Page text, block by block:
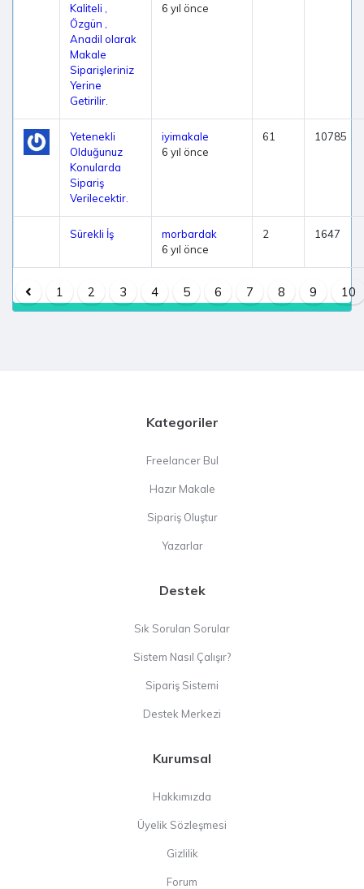
Kaliteli ,
Özgün ,
Anadil olarak
Makale
Siparişleriniz
Yerine
Getirilir.
6 yıl önce
Yetenekli
Olduğunuz
Konularda
Sipariş
Verilecektir.
iyimakale
6 yıl önce
61 10785
Sürekli İş
morbardak
6 yıl önce
2 1647
1 2 3 4 5 6 7 8 9 10
Kategoriler
Freelancer Bul
Hazır Makale
Sipariş Oluştur
Yazarlar
Destek
Sık Sorulan Sorular
Sistem Nasıl Çalışır?
Sipariş Sistemi
Destek Merkezi
Kurumsal
Hakkımızda
Üyelik Sözleşmesi
Gizlilik
Forum